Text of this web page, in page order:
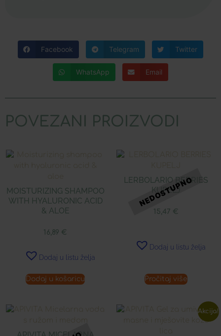
Facebook Telegram Twitter
WhatsApp Email
POVEZANI PROIZVODI
MOISTURIZING SHAMPOO
WITH HYALURONIC ACID
& ALOE
16,89 €
Dodaj u listu želja
Dodaj u košaricu
LERBOLARIO BERRIES
KUPELJ
15,47 €
Dodaj u listu želja
Pročitaj više
Akcija!